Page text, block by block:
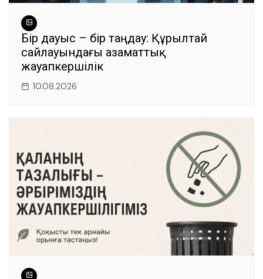
Бір дауыс – бір таңдау: Құрылтай
сайлауындағы азаматтық
жауапкершілік
10.08.2026